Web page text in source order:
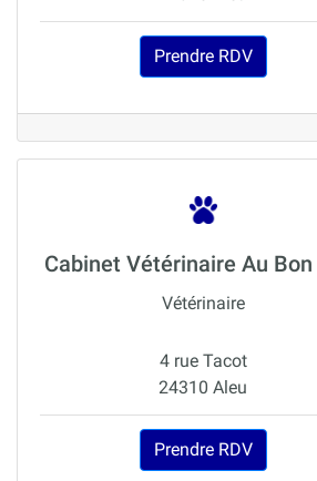
Prendre RDV
Cabinet Vétérinaire Au Bon
Vétérinaire
4 rue Tacot
24310 Aleu
Prendre RDV